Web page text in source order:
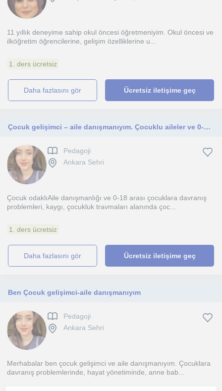
11 yıllık deneyime sahip okul öncesi öğretmeniyim. Okul öncesi ve
ilköğretim öğrencilerine, gelişim özelliklerine u...
1. ders ücretsiz
daha fazlasını gör Ücretsiz iletişime geç
Çocuk gelişimci – aile danışmanıyım. Çocuklu aileler ve 0-18 yaş arası tüm çocuklar
Pedagoji
Ankara Sehri
Çocuk odaklıAile danışmanlığı ve 0-18 arası çocuklara davranış
problemleri, kaygı, çocukluk travmaları alanında çoc...
1. ders ücretsiz
daha fazlasını gör Ücretsiz iletişime geç
Ben Çocuk gelişimci-aile danışmanıyım
Pedagoji
Ankara Sehri
Merhabalar ben çocuk gelişimci ve aile danışmanıyım. Çocuklara
davranış problemlerinde, hayat yönetiminde, anne bab...